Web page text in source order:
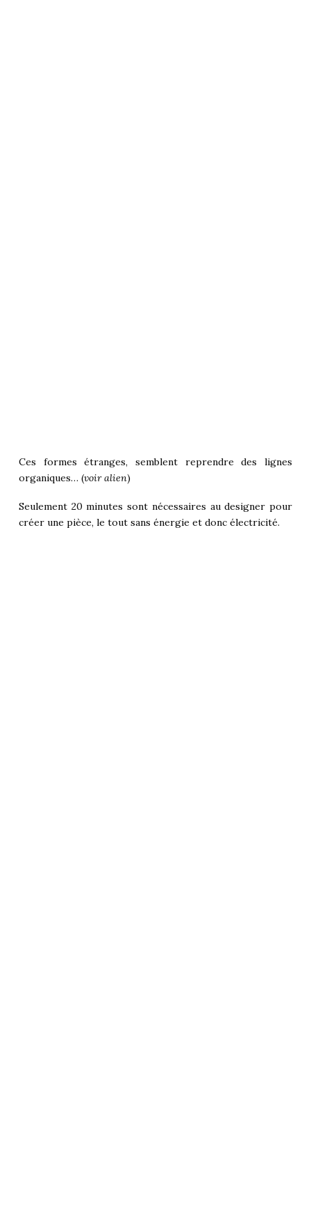
Ces formes étranges, semblent reprendre des lignes
organiques… (voir alien)
Seulement 20 minutes sont nécessaires au designer pour
créer une pièce, le tout sans énergie et donc électricité.